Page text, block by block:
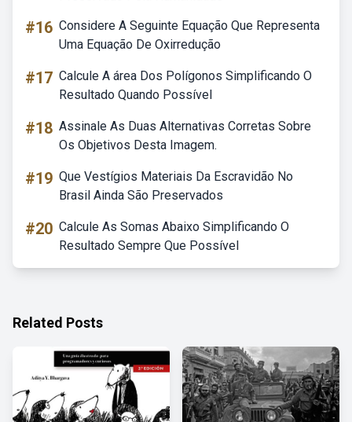
#16 Considere A Seguinte Equação Que Representa
Uma Equação De Oxirredução
#17 Calcule A área Dos Polígonos Simplificando O
Resultado Quando Possível
#18 Assinale As Duas Alternativas Corretas Sobre
Os Objetivos Desta Imagem.
#19 Que Vestígios Materiais Da Escravidão No
Brasil Ainda São Preservados
#20 Calcule As Somas Abaixo Simplificando O
Resultado Sempre Que Possível
Related Posts